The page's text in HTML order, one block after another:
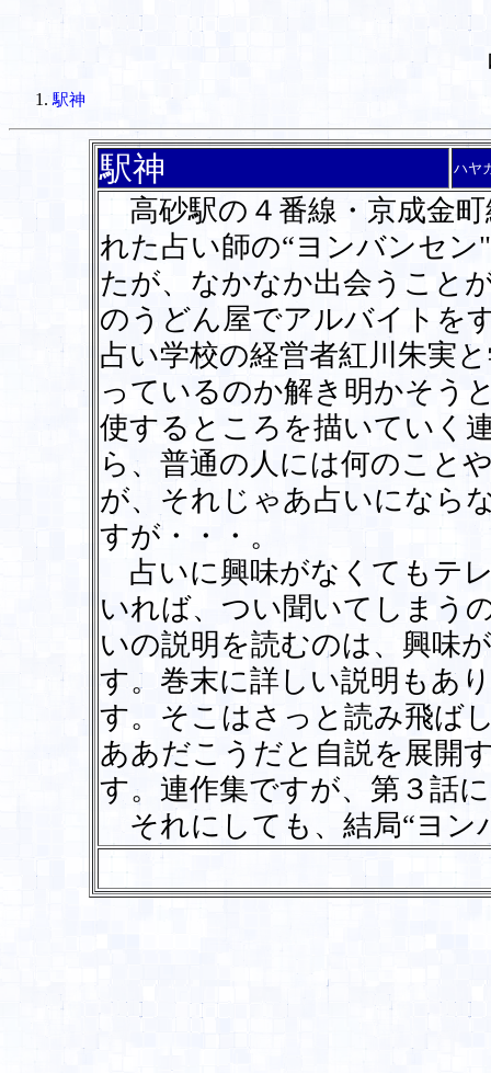
駅神
駅神 ハヤ
高砂駅の４番線・京成金
れた占い師の“ヨンバンセ
たが、なかなか出会うこと
のうどん屋でアルバイトを
占い学校の経営者紅川朱実
っているのか解き明かそう
使するところを描いていく
ら、普通の人には何のこと
が、それじゃあ占いになら
すが・・・。
占いに興味がなくてもテ
いれば、つい聞いてしまう
いの説明を読むのは、興味
す。巻末に詳しい説明もあ
す。そこはさっと読み飛ば
ああだこうだと自説を展開
す。連作集ですが、第３話
それにしても、結局“ヨン